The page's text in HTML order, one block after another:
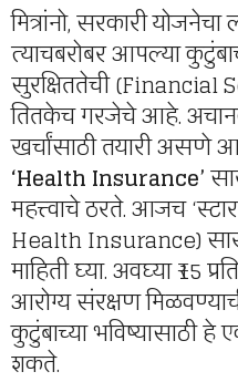
मित्रांनो, सरकारी
त्याचबरोबर आपल्या
सुरक्षिततेची (Financial
तितकेच गरजेचे आहे.
खर्चांसाठी तयारी असणे
‘Health Insurance’
महत्त्वाचे ठरते. आजच
Health Insurance)
माहिती घ्या. अवघ्या ₹15
आरोग्य संरक्षण
कुटुंबाच्या भविष्यासाठी
शकते.